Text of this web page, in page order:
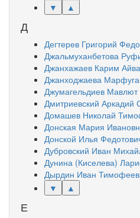
▼
▲
Д
Дегтерев Григорий
Джальмуханбетова
Джанхажаев Карим
Джанходжаева
Джумагельдиев Мавлют
Дмитриевский Аркадий
Домашев Николай
Донская Мария
Донской Илья
Дубровский Иван
Дунина (Киселева)
Дырдин Иван
▼
▲
Е